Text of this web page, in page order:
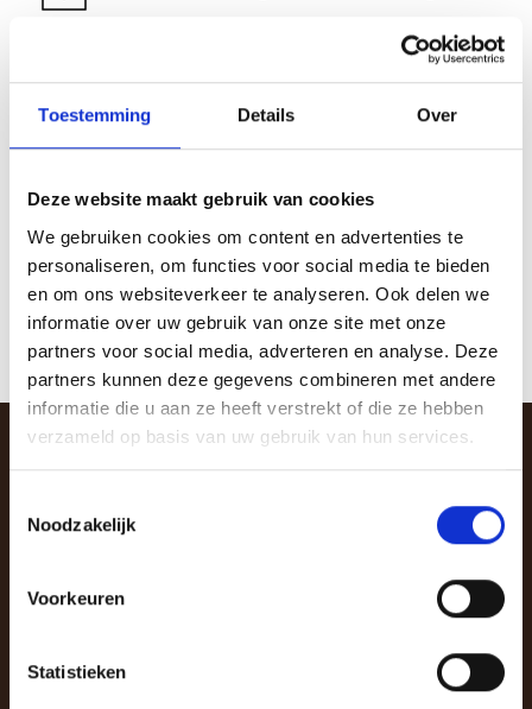
Toestemming Details Over
Deze website maakt gebruik van cookies
We gebruiken cookies om content en advertenties te
personaliseren, om functies voor social media te bieden
en om ons websiteverkeer te analyseren. Ook delen we
informatie over uw gebruik van onze site met onze
partners voor social media, adverteren en analyse. Deze
partners kunnen deze gegevens combineren met andere
informatie die u aan ze heeft verstrekt of die ze hebben
verzameld op basis van uw gebruik van hun services.
Noodzakelijk
Voorkeuren
Statistieken
2. Fotograaf bij de geboorte
3. De fotoreportage
Geboortereportage
Vanaf de 38ste week van je zwangerschap
sta ik 24/7 stand-by.